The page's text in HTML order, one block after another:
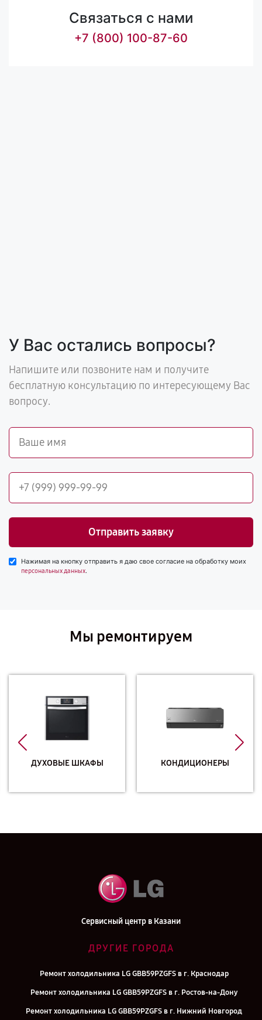
Связаться с нами
+7 (800) 100-87-60
У Вас остались вопросы?
Напишите или позвоните нам и получите
бесплатную консультацию по интересующему Вас
вопросу.
Отправить заявку
Нажимая на кнопку отправить я даю свое согласие на обработку моих
персональных данных.
Мы ремонтируем
ДУХОВЫЕ ШКАФЫ КОНДИЦИОНЕРЫ
Сервисный центр в Казани
ДРУГИЕ ГОРОДА
Ремонт холодильника LG GBB59PZGFS в г. Краснодар
Ремонт холодильника LG GBB59PZGFS в г. Ростов-на-Дону
Ремонт холодильника LG GBB59PZGFS в г. Нижний Новгород